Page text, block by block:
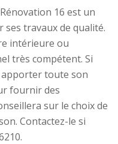
16 est un
travaux de qualité.
intérieure ou
très compétent. Si
apporter toute son
fournir des
sur le choix de
Contactez-le si